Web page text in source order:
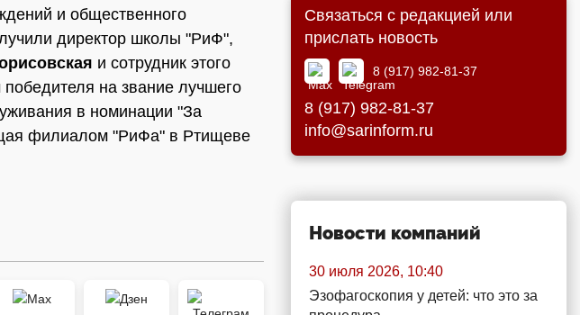
и общественного
директор школы "РиФ",
и сотрудник этого
на звание лучшего
в номинации "За
филиалом "РиФа" в Ртищеве
Связаться с редакцией или
прислать новость
8 (917) 982-81-37
8 (917) 982-81-37
info@sarinform.ru
Новости компаний
30 июля 2026, 10:40
Эзофагоскопия у детей: что это за